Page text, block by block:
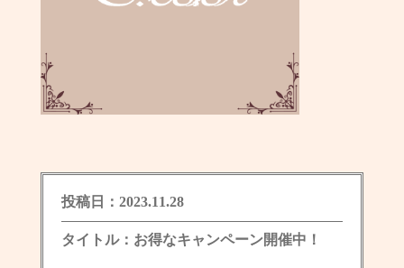
投稿日：2023.11.28
タイトル：お得なキャンペーン開催中！